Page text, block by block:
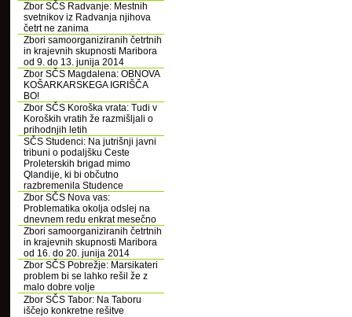
Zbor SČS Radvanje: Mestnih
svetnikov iz Radvanja njihova
četrt ne zanima
Zbori samoorganiziranih četrtnih
in krajevnih skupnosti Maribora
od 9. do 13. junija 2014
Zbor SČS Magdalena: OBNOVA
KOŠARKARSKEGA IGRIŠČA
BO!
Zbor SČS Koroška vrata: Tudi v
Koroških vratih že razmišljali o
prihodnjih letih
SČS Studenci: Na jutrišnji javni
tribuni o podaljšku Ceste
Proleterskih brigad mimo
Qlandije, ki bi občutno
razbremenila Studence
Zbor SČS Nova vas:
Problematika okolja odslej na
dnevnem redu enkrat mesečno
Zbori samoorganiziranih četrtnih
in krajevnih skupnosti Maribora
od 16. do 20. junija 2014
Zbor SČS Pobrežje: Marsikateri
problem bi se lahko rešil že z
malo dobre volje
Zbor SČS Tabor: Na Taboru
iščejo konkretne rešitve